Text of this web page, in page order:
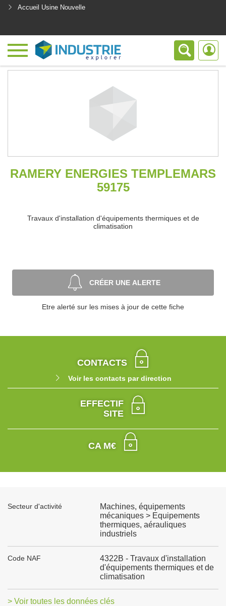
Accueil Usine Nouvelle
RAMERY ENERGIES TEMPLEMARS
59175
Travaux d'installation d'équipements thermiques et de
climatisation
CRÉER UNE ALERTE
Etre alerté sur les mises à jour de cette fiche
CONTACTS
Voir les contacts par direction
EFFECTIF
SITE
CA M€
Secteur d'activité
Machines, équipements
mécaniques > Equipements
thermiques, aérauliques
industriels
Code NAF
4322B - Travaux d'installation
d'équipements thermiques et de
climatisation
> Voir toutes les données clés